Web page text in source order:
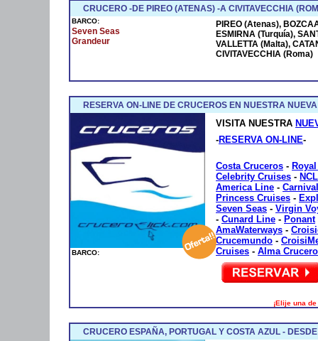
CRUCERO -DE PIREO (ATENAS) -A CIVITAVECCHIA
BARCO:
Seven Seas
Grandeur
PIREO (Atenas),
ESMIRNA (Turquía),
VALLETTA (Malta),
CIVITAVECCHIA (Roma)
RESERVA ON-LINE DE CRUCEROS EN NUESTRA
BARCO:
VISITA NUESTRA
-RESERVA ON-LINE-
Costa Cruceros -
Celebrity Cruises - NCL
America Line -
Princess Cruises -
Seven Seas - Virgin
- Cunard Line - Ponant
AmaWaterways -
Crucemundo -
Cruises - Alma
¡Elije una
CRUCERO ESPAÑA, PORTUGAL Y COSTA AZUL -